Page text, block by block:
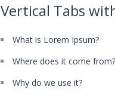
Vertical Tabs
What is Lorem Ipsum?
Where does it come from?
Why do we use it?